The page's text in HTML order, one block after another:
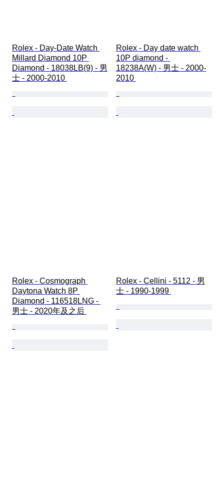
Rolex - Day-Date Watch
Millard Diamond 10P
Diamond - 18038LB(9) - 男
士 - 2000-2010
Rolex - Day date watch
10P diamond -
18238A(W) - 男士 - 2000-
2010
Rolex - Cosmograph
Daytona Watch 8P
Diamond - 116518LNG -
男士 - 2020年及之后
Rolex - Cellini - 5112 - 男
士 - 1990-1999